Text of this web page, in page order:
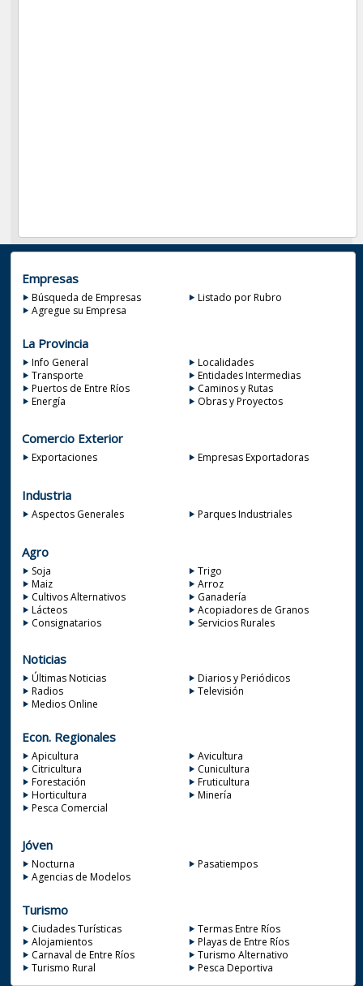
Empresas
Búsqueda de Empresas
Listado por Rubro
Agregue su Empresa
La Provincia
Info General
Localidades
Transporte
Entidades Intermedias
Puertos de Entre Ríos
Caminos y Rutas
Energía
Obras y Proyectos
Comercio Exterior
Exportaciones Empresas Exportadoras
Industria
Aspectos Generales Parques Industriales
Agro
Soja
Trigo
Maiz
Arroz
Cultivos Alternativos
Ganadería
Lácteos
Acopiadores de Granos
Consignatarios
Servicios Rurales
Noticias
Últimas Noticias
Diarios y Periódicos
Radios
Televisión
Medios Online
Econ. Regionales
Apicultura
Avicultura
Citricultura
Cunicultura
Forestación
Fruticultura
Horticultura
Minería
Pesca Comercial
Jóven
Nocturna
Pasatiempos
Agencias de Modelos
Turismo
Ciudades Turísticas
Termas Entre Ríos
Alojamientos
Playas de Entre Ríos
Carnaval de Entre Ríos
Turismo Alternativo
Turismo Rural
Pesca Deportiva